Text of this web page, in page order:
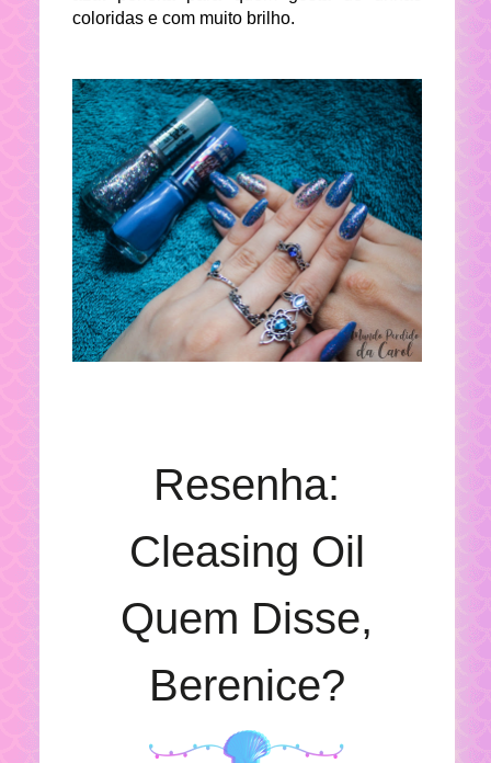
coloridas e com muito brilho.
Resenha:
Cleasing Oil
Quem Disse,
Berenice?